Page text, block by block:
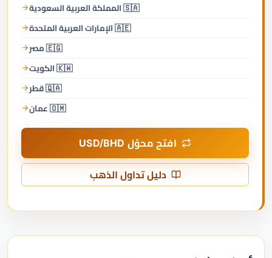
🇸🇦 المملكة العربية السعودية
🇦🇪 الإمارات العربية المتحدة
🇪🇬 مصر
🇰🇼 الكويت
🇶🇦 قطر
🇴🇲 عمان
افتح محوّل USD/BHD
دليل تداول الذهب